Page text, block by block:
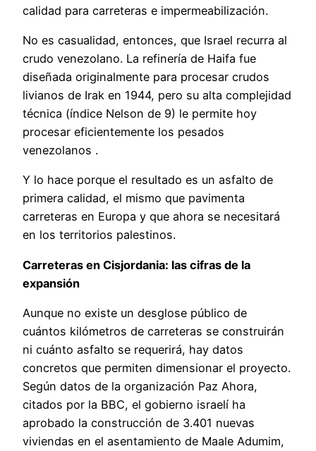
calidad para carreteras e impermeabilización.
No es casualidad, entonces, que Israel recurra al
crudo venezolano. La refinería de Haifa fue
diseñada originalmente para procesar crudos
livianos de Irak en 1944, pero su alta complejidad
técnica (índice Nelson de 9) le permite hoy
procesar eficientemente los pesados
venezolanos .
Y lo hace porque el resultado es un asfalto de
primera calidad, el mismo que pavimenta
carreteras en Europa y que ahora se necesitará
en los territorios palestinos.
Carreteras en Cisjordania: las cifras de la
expansión
Aunque no existe un desglose público de
cuántos kilómetros de carreteras se construirán
ni cuánto asfalto se requerirá, hay datos
concretos que permiten dimensionar el proyecto.
Según datos de la organización Paz Ahora,
citados por la BBC, el gobierno israelí ha
aprobado la construcción de 3.401 nuevas
viviendas en el asentamiento de Maale Adumim,